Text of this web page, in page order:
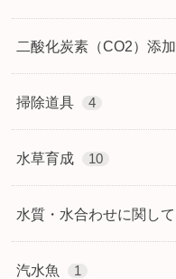
二酸化炭素（CO2）添加
掃除道具 4
水草育成 10
水質・水合わせに関して
汽水魚 1